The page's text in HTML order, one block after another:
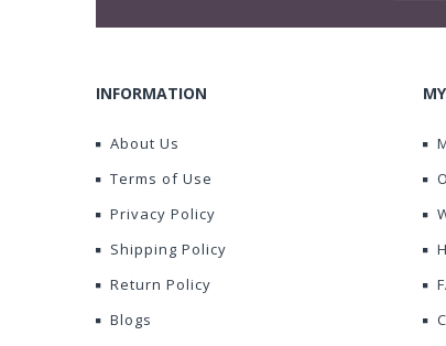
INFORMATION
About Us
Terms of Use
Privacy Policy
Shipping Policy
Return Policy
Blogs